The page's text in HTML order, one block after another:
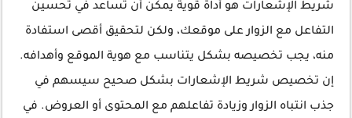
شريط الإشعارات هو أداة قوية يمكن أن تساعد في تحسين
التفاعل مع الزوار على موقعك، ولكن لتحقيق أقصى استفادة
منه، يجب تخصيصه بشكل يتناسب مع هوية الموقع وأهدافه.
إن تخصيص شريط الإشعارات بشكل صحيح سيسهم في
جذب انتباه الزوار وزيادة تفاعلهم مع المحتوى أو العروض. في